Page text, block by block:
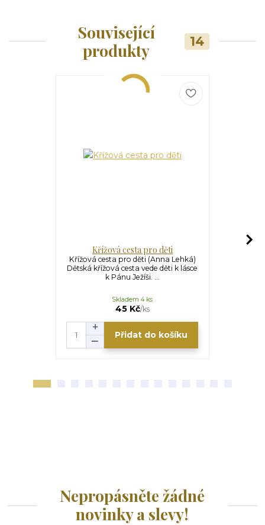
Související
produkty
14
Křížová cesta pro děti
Křížová cesta pro děti (Anna Lehká)
Dětská křížová cesta vede děti k lásce
k Pánu Ježíši. ...
45 Kč/ks
Skladem 4 ks
Přidat do košíku
Nepropásněte žádné
novinky a slevy!